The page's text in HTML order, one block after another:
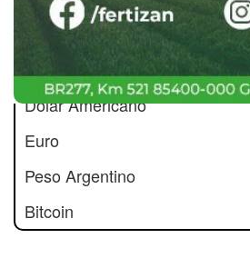
Cotações
Dólar Americano
Euro
Peso Argentino
Bitcoin